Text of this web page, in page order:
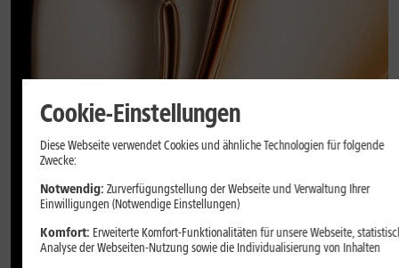
Cookie-Einstellungen
Diese Webseite verwendet Cookies und ähnliche Technologien für folgende
Zwecke:
Notwendig: Zurverfügungstellung der Webseite und Verwaltung Ihrer
Einwilligungen (Notwendige Einstellungen)
Komfort: Erweiterte Komfort-Funktionalitäten für unsere Webseite,
Analyse der Webseiten-Nutzung sowie die Individualisierung von Inhalten